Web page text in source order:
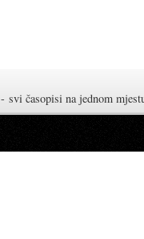
- svi časopisi na jednom